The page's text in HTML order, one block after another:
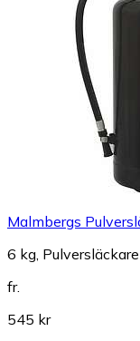
Malmbergs
6 kg, Pulversläckare
fr.
545 kr